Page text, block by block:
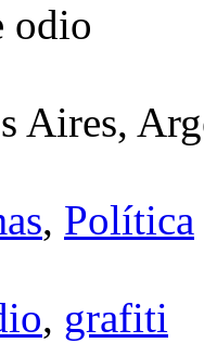
odio
Aires,
, Política
, grafiti